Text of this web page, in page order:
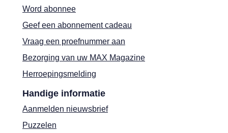
Word abonnee
Geef een abonnement cadeau
Vraag een proefnummer aan
Bezorging van uw MAX Magazine
Herroepingsmelding
Handige informatie
Aanmelden nieuwsbrief
Puzzelen